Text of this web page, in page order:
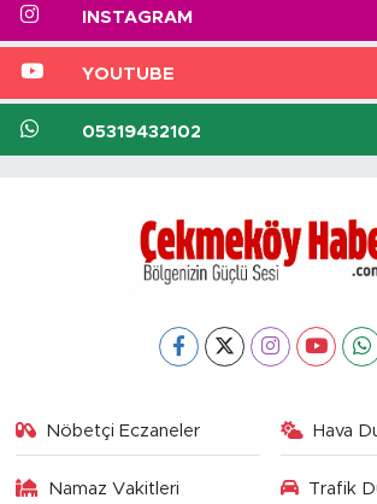
INSTAGRAM
YOUTUBE
05319432102
Nöbetçi Eczaneler Hava
Namaz Vakitleri Trafik